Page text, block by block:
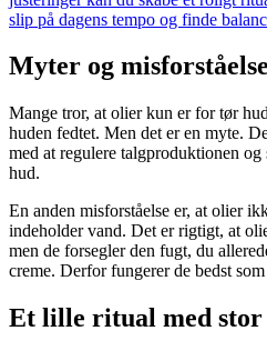
slip på dagens tempo og finde
Myter og
Mange tror, at olier kun er for tør
huden fedtet. Men det er en myte.
med at regulere talgproduktionen
hud.
En anden misforståelse er, at olier
indeholder vand. Det er rigtigt, at
men de forsegler den fugt, du
creme. Derfor fungerer de bedst
Et lille ritual med